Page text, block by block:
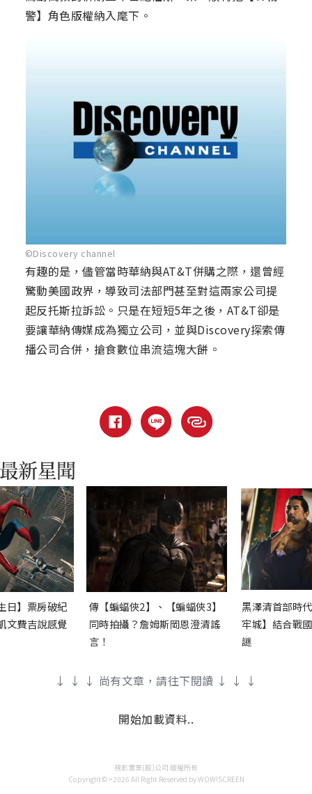
警】角色版權納入麾下。
©Discovery channel
有趣的是，儘管當時華納與AT&T併購之際，還曾經
驚動美國政界，導致司法部門甚至對這兩家公司提
起反托斯拉訴訟。只是在短短5年之後，AT&T卻是
要讓華納傳媒成為獨立公司，並與Discovery探索傳
播公司合併，搶食數位串流這塊大餅。
日】票房破紀
文費吉說感覺
傳【蝙蝠俠2】、【蝙蝠俠3】
同時拍攝？詹姆斯岡恩澄清謠
言！
黑澤清首部時
牢城】結合戰
謎
↓ ↓ ↓ 尚有文章，請往下閱讀 ↓ ↓ ↓
開始加載資料..
視影實業(股)公司 版權所有
Copyright©>2026 All Right Reserved by WOW!SCREEN